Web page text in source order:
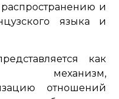
распространению и
языка и
как
механизм,
отношений